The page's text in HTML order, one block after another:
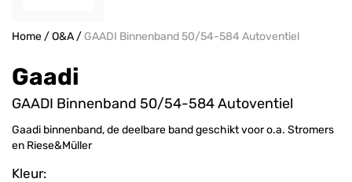
Home/O&A/ GAADI Binnenband 50/54-584 Autoventiel
Gaadi
GAADI Binnenband 50/54-584 Autoventiel
Gaadi binnenband, de deelbare band geschikt voor o.a. Stromers
en Riese&Müller
Kleur: